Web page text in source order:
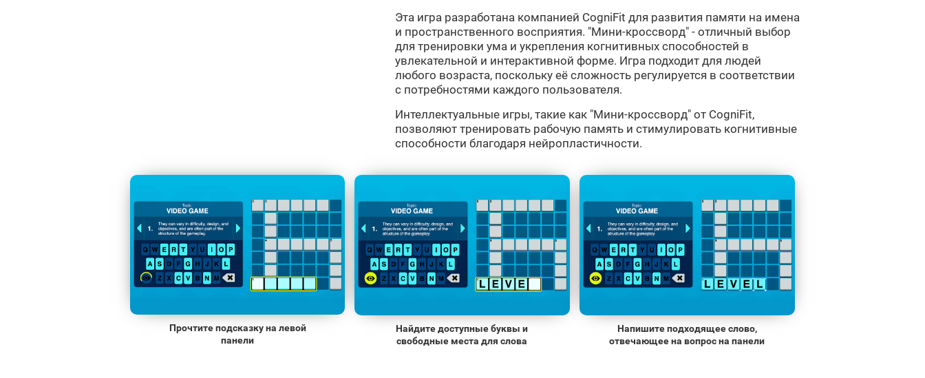
Эта игра разработана компанией CogniFit для развития памяти на имена
и пространственного восприятия. "Мини-кроссворд" - отличный выбор
для тренировки ума и укрепления когнитивных способностей в
увлекательной и интерактивной форме. Игра подходит для людей
любого возраста, поскольку её сложность регулируется в соответствии
с потребностями каждого пользователя.
Интеллектуальные игры, такие как "Мини-кроссворд" от CogniFit,
позволяют тренировать рабочую память и стимулировать когнитивные
способности благодаря нейропластичности.
Прочтите подсказку на левой
панели
Найдите доступные буквы и
свободные места для слова
Напишите подходящее слово,
отвечающее на вопрос на панели